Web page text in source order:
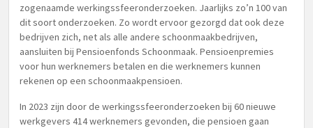
zogenaamde werkingssfeeronderzoeken. Jaarlijks zo’n 100 van
dit soort onderzoeken. Zo wordt ervoor gezorgd dat ook deze
bedrijven zich, net als alle andere schoonmaakbedrijven,
aansluiten bij Pensioenfonds Schoonmaak. Pensioenpremies
voor hun werknemers betalen en die werknemers kunnen
rekenen op een schoonmaakpensioen.
In 2023 zijn door de werkingssfeeronderzoeken bij 60 nieuwe
werkgevers 414 werknemers gevonden, die pensioen gaan